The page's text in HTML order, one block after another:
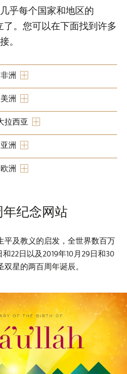
乎每个国家和地区的
了。您可以在下面找到许多
。
非洲
美洲
拉西亚
亚洲
欧洲
纪念网站
平及教义的启发，全世界数百万
和22日以及2019年10月29日和30
星的两百周年诞辰。